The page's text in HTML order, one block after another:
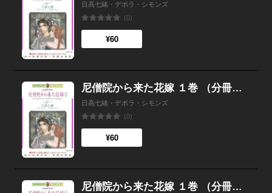
日高七緒・デボラ・シモンズ
(0)
¥60
尼僧院から来た花嫁 １巻 （分冊版）5話
日高七緒・デボラ・シモンズ
(0)
¥60
尼僧院から来た花嫁 １巻 （分冊版）4話